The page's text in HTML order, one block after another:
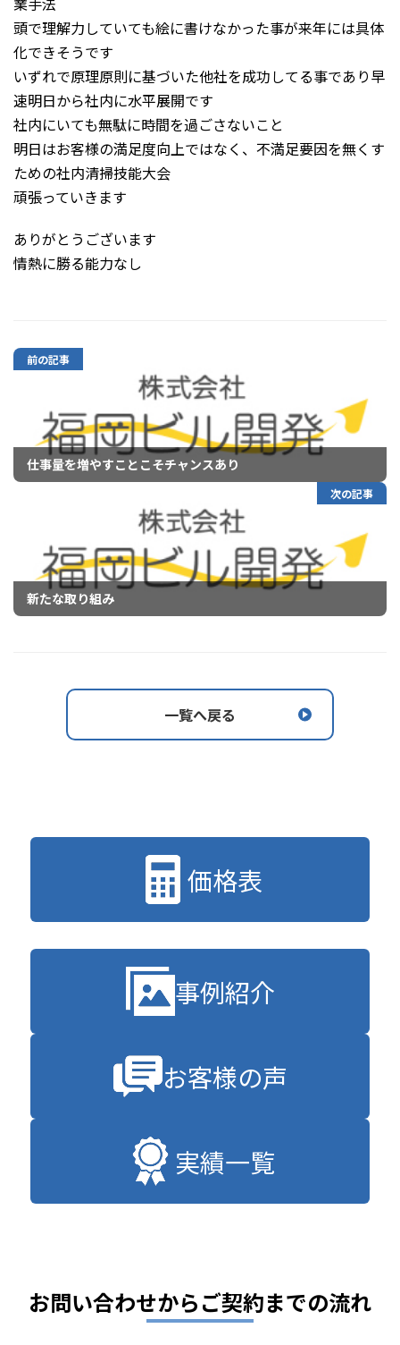
頭で理解力していても絵に書けなかった事が来年には具体
化できそうです
いずれで原理原則に基づいた他社を成功してる事であり早
速明日から社内に水平展開です
社内にいても無駄に時間を過ごさないこと
明日はお客様の満足度向上ではなく、不満足要因を無くす
ための社内清掃技能大会
頑張っていきます
ありがとうございます
情熱に勝る能力なし
前の記事
仕事量を増やすことこそチャンスあり
次の記事
新たな取り組み
一覧へ戻る
価格表
事例紹介
お客様の声
実績一覧
お問い合わせからご契約までの流れ